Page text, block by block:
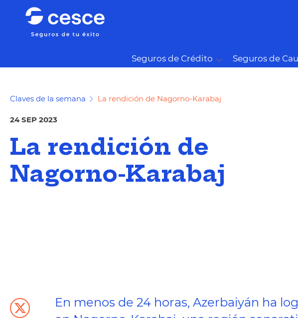
Seguros de Crédito Seguros de
Claves de la semana La rendición de Nagorno-Karabaj
24 SEP 2023
La rendición de
Nagorno-Karabaj
En menos de 24 horas, Azerbaiyán ha